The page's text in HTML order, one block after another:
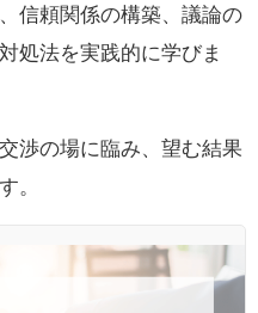
信頼関係の構築、議論の
処法を実践的に学びま
渉の場に臨み、望む結果
。